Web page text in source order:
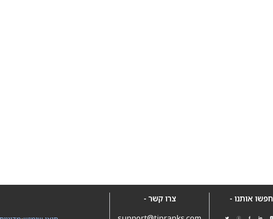
חפשו אותנו -
צרו קשר -